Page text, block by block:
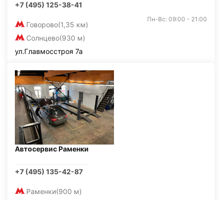
+7 (495) 125-38-41
Говорово(1,35 км)
Солнцево(930 м)
Пн-Вс: 09:00 - 21:00
ул.Главмосстроя 7а
Автосервис Раменки
+7 (495) 135-42-87
Раменки(900 м)